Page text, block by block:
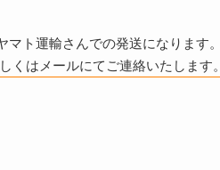
マト運輸さんでの発送になります。
はメールにてご連絡いたします。